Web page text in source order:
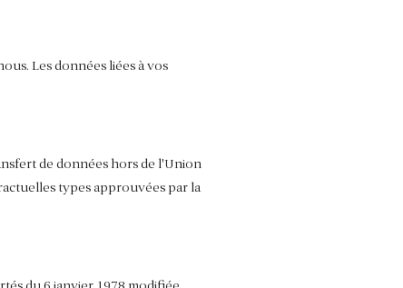
Les données liées à vos
de données hors de l'Union
types approuvées par la